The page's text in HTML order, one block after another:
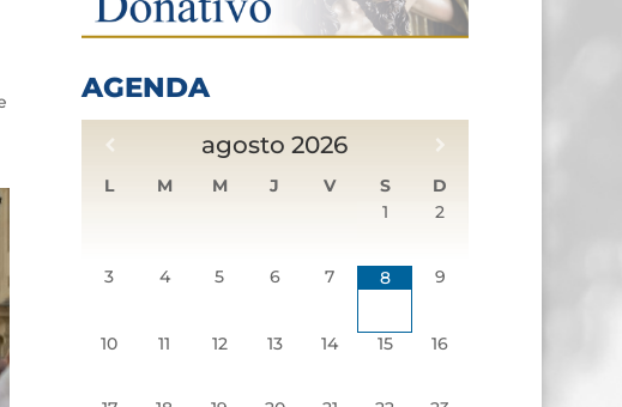
AGENDA
agosto 2026
L M M J V S
D
1
2
3 4 5 6 7 8 9
10 11 12 13 14 15 16